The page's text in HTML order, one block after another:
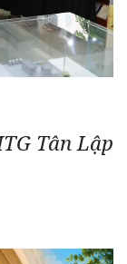
Tân Lập